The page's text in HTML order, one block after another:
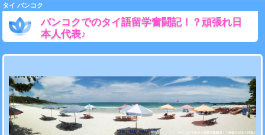
タイ バンコク
バンコクでのタイ語留学奮闘記！？頑張れ日
本人代表♪